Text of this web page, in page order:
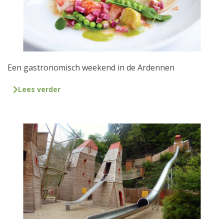
Een gastronomisch weekend in de Ardennen
Lees verder